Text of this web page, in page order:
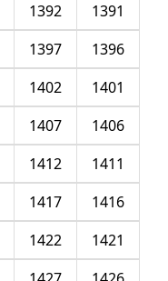
1391
1392
1396
1397
1401
1402
1406
1407
1411
1412
1416
1417
1421
1422